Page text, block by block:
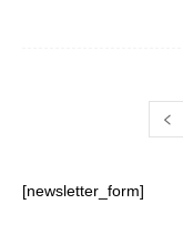
[newsletter_form]